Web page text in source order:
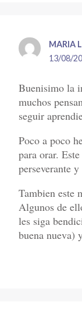
MARIA
13/08/
Buenisimo la
muchos
seguir
Poco a poco
para orar.
perseverante
Tambien este
Algunos de
les siga
buena nueva)